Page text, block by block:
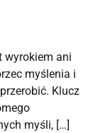
wyrokiem ani
myślenia i
Klucz
myśli, […]